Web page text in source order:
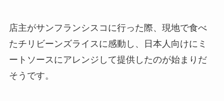
店主がサンフランシスコに行った際、現地で食べ
たチリビーンズライスに感動し、日本人向けにミ
ートソースにアレンジして提供したのが始まりだ
そうです。